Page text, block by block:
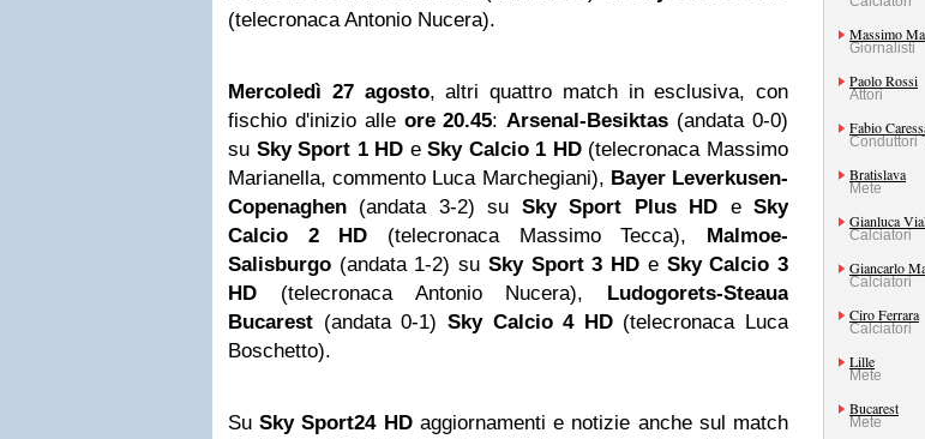
(telecronaca Antonio Nucera).
Mercoledì 27 agosto, altri quattro match in esclusiva, con
fischio d'inizio alle ore 20.45:Arsenal-Besiktas (andata 0-0)
su Sky Sport 1 HD eSky Calcio 1 HD(telecronaca Massimo
Marianella, commento Luca Marchegiani), Bayer Leverkusen-
Copenaghen (andata 3-2) su Sky Sport Plus HD eSky
Calcio 2 HD (telecronaca Massimo Tecca), Malmoe-
Salisburgo (andata 1-2) su Sky Sport 3 HD e Sky Calcio 3
HD (telecronaca Antonio Nucera), Ludogorets-Steaua
Bucarest (andata 0-1) Sky Calcio 4 HD(telecronaca Luca
Boschetto).
SuSky Sport24 HDaggiornamenti e notizie anche sul match
Massimo
Giornalisti
Paolo Rossi
Attori
Fabio
Conduttori
Bratislava
Mete
Gianluca
Calciatori
Giancarlo
Calciatori
Ciro Ferrara
Calciatori
Lille
Mete
Bucarest
Mete